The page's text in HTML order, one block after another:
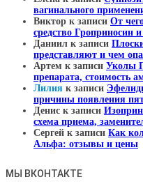
вагинального
Виктор к записи От
средство Гроприносин
Даниил к записи
представляют и чем
Артем к записи Уколы
препарата, стоимость
Лилия к записи
причины появления
Денис к записи
схема приема,
Сергей к записи Как
Альфа: отзывы и цены
МЫ ВКОНТАКТЕ